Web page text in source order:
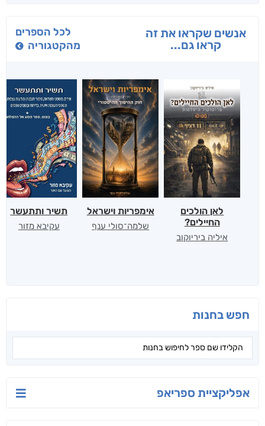
חפש בחנות
אפליקציית ספריאפ
אנשים שקראו את זה
קראו גם...
לכל הספרים
מהקטגוריה
לאן הולכים
החיילים?
איליה ביריוקוב
אימפריות וישראל
שלמה־סולי ענף
תשיר ותתעשר
עקיבא מזור